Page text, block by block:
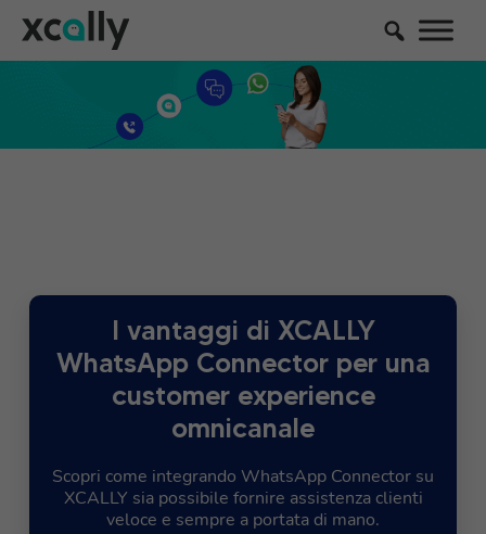
I vantaggi di XCALLY
WhatsApp Connector per una
customer experience
omnicanale
Scopri come integrando WhatsApp Connector su
XCALLY sia possibile fornire assistenza clienti
veloce e sempre a portata di mano.